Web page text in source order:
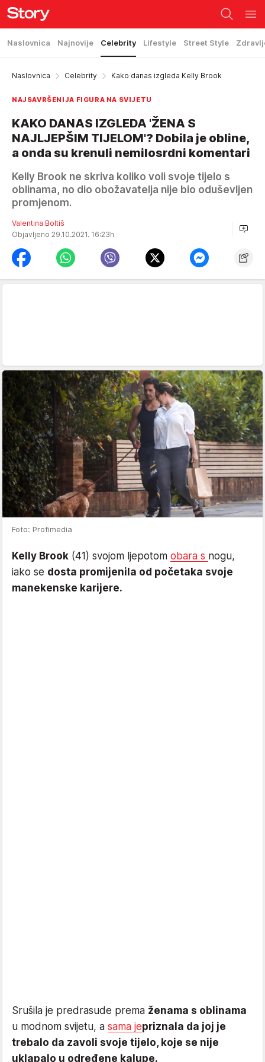
Naslovnica Najnovije Celebrity Lifestyle Street Style
Naslovnica Celebrity Kako danas izgleda Kelly Brook
NAJSAVRŠENIJA FIGURA NA SVIJETU
KAKO DANAS IZGLEDA 'ŽENA S
NAJLJEPŠIM TIJELOM'? Dobila je obline,
a onda su krenuli nemilosrdni komentari
Kelly Brook ne skriva koliko voli svoje tijelo s
oblinama, no dio obožavatelja nije bio oduševljen
promjenom.
Valentina Boltiš
Objavljeno 29.10.2021. 16:23h
Foto: Profimedia
Kelly Brook (41) svojom ljepotom obara s nogu,
iako se dosta promijenila od početaka svoje
manekenske karijere.
Srušila je predrasude prema ženama s oblinama
u modnom svijetu, a sama jepriznala da joj je
trebalo da zavoli svoje tijelo, koje se nije
uklapalo u određene kalupe.